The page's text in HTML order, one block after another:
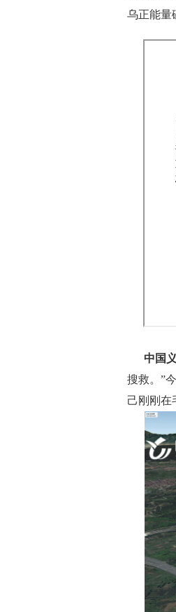
乌正能量
中国
搜救。”
己刚刚